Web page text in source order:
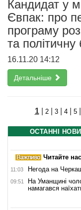
Кандидат у
Євпак: про
програму
та політичну
16.11.20 14:12
Детальніше
1| 2| 3| 4| 5|
ОСТАННІ
Читайте
11:03 Негода на
09:51
На Уманщині
намагався